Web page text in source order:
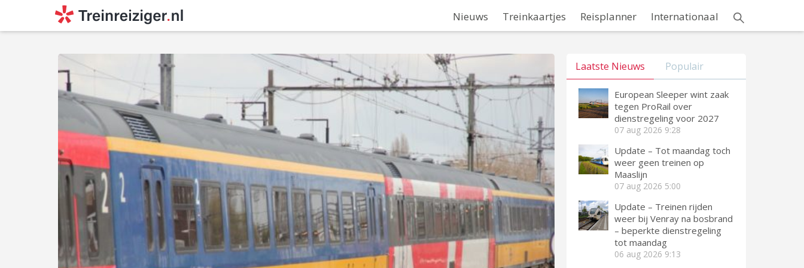
Nieuws Treinkaartjes Reisplanner Internationaal
Laatste Nieuws Populair
European Sleeper wint zaak
tegen ProRail over
dienstregeling voor 2027
07 aug 2026 9:28
Update – Tot maandag toch
weer geen treinen op
Maaslijn
07 aug 2026 5:00
Update – Treinen rijden
weer bij Venray na bosbrand
– beperkte dienstregeling
tot maandag
06 aug 2026 9:13